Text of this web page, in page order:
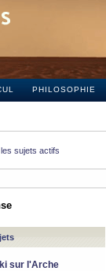
PHILOSOPHIE
les sujets actifs
sur l'Arche